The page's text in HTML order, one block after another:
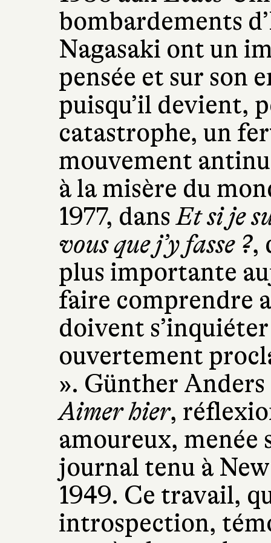
bombardements
Nagasaki ont un
pensée et sur son
puisqu’il devient,
catastrophe, un
mouvement
à la misère du
1977, dansEt si je
vous que j’y fasse ?,
plus importante
faire comprendre
doivent
ouvertement
». Günther
Aimer hier,
amoureux, menée
journal tenu à
1949. Ce travail,
introspection,